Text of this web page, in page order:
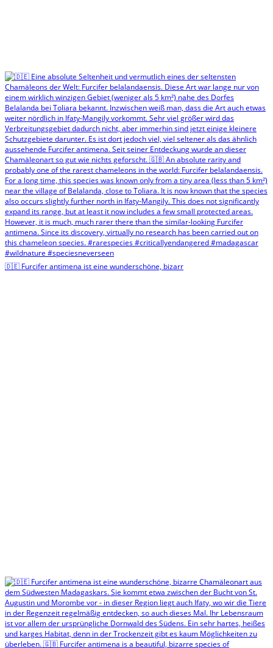
🇩🇪 Furcifer antimena ist eine wunderschöne, bizarr